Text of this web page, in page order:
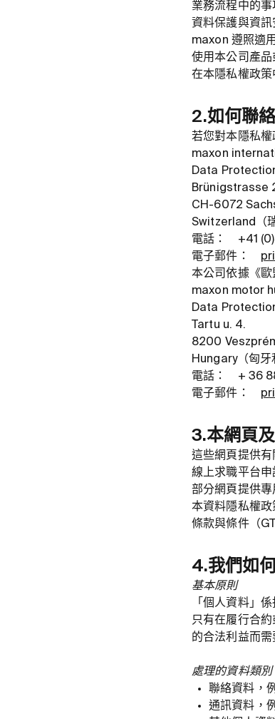
業務流程中的
資料保護與資訊
maxon 遵照適
使用本公司產品
在本隱私權政策
2.如何聯
若您對本隱私權
maxon
Data
Brünigstrasse
CH-6072
Switzerland（
電話： +41
電子郵件：
本公司依據《歐
maxon motor
Data
Tartu u. 4.
8200
Hungary（匈牙
電話： + 36
電子郵件：
3.本網頁
這些網頁提供
線上求職平台
部分網頁提供
本資料隱私權
條款與條件（
4.我們如
基本原則
「個人資料」
只有在履行合
的合法利益而
處理的資料類別
聯絡資料，
通訊資料，